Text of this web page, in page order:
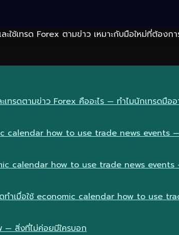
ใช้เทรด Forex ตามข่าว เหมาะกับมือใหม่ที่ต้องกา
ทรดตามข่าว Forex คืออะไร — ทำไมนักเทรดมือ
calendar how to use trade news events
calendar how to use trade news events
ทำเมื่อใช้ economic calendar how to use
— สิ่งที่ไม่ค่อยมีใครบอก